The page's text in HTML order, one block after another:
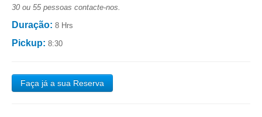
30 ou 55 pessoas contacte-nos.
Duração: 8 Hrs
Pickup: 8:30
Faça já a sua Reserva